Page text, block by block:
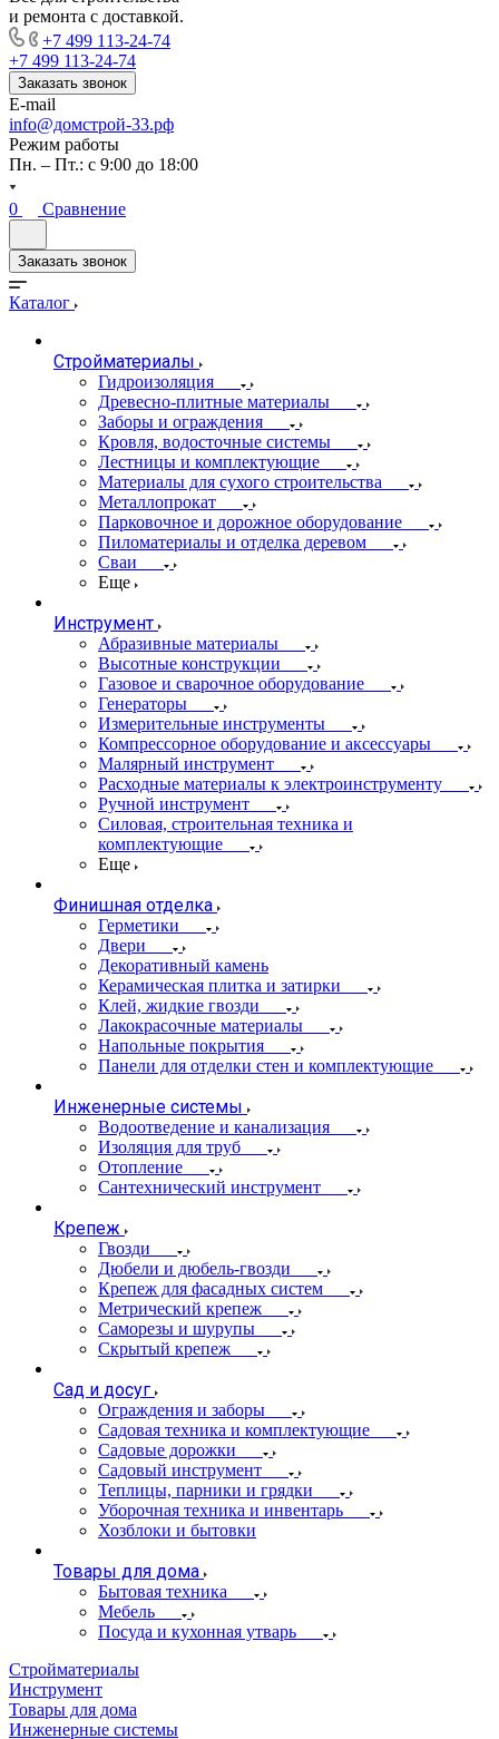
и ремонта с доставкой.
+7 499 113-24-74
+7 499 113-24-74
Заказать звонок
E-mail
info@домстрой-33.рф
Режим работы
Пн. – Пт.: с 9:00 до 18:00
0 Сравнение
Заказать звонок
Каталог
Стройматериалы
Гидроизоляция
Древесно-плитные материалы
Заборы и ограждения
Кровля, водосточные системы
Лестницы и комплектующие
Материалы для сухого строительства
Металлопрокат
Парковочное и дорожное оборудование
Пиломатериалы и отделка деревом
Сваи
Еще
Инструмент
Абразивные материалы
Высотные конструкции
Газовое и сварочное оборудование
Генераторы
Измерительные инструменты
Компрессорное оборудование и аксессуары
Малярный инструмент
Расходные материалы к электроинструменту
Ручной инструмент
Силовая, строительная техника и
комплектующие
Еще
Финишная отделка
Герметики
Двери
Декоративный камень
Керамическая плитка и затирки
Клей, жидкие гвозди
Лакокрасочные материалы
Напольные покрытия
Панели для отделки стен и комплектующие
Инженерные системы
Водоотведение и канализация
Изоляция для труб
Отопление
Сантехнический инструмент
Крепеж
Гвозди
Дюбели и дюбель-гвозди
Крепеж для фасадных систем
Метрический крепеж
Саморезы и шурупы
Скрытый крепеж
Сад и досуг
Ограждения и заборы
Садовая техника и комплектующие
Садовые дорожки
Садовый инструмент
Теплицы, парники и грядки
Уборочная техника и инвентарь
Хозблоки и бытовки
Товары для дома
Бытовая техника
Мебель
Посуда и кухонная утварь
Стройматериалы
Инструмент
Товары для дома
Инженерные системы